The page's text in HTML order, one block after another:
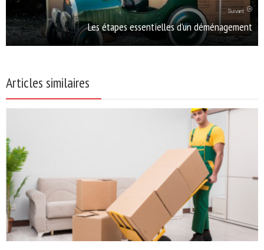
Suivant
Les étapes essentielles d’un déménagement
Articles similaires